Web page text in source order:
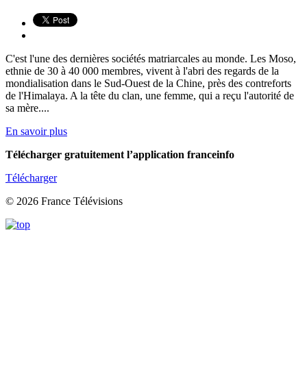
C'est l'une des dernières sociétés matriarcales au monde. Les Moso,
ethnie de 30 à 40 000 membres, vivent à l'abri des regards de la
mondialisation dans le Sud-Ouest de la Chine, près des contreforts
de l'Himalaya. A la tête du clan, une femme, qui a reçu l'autorité de
sa mère....
En savoir plus
Télécharger gratuitement l’application franceinfo
Télécharger
© 2026 France Télévisions